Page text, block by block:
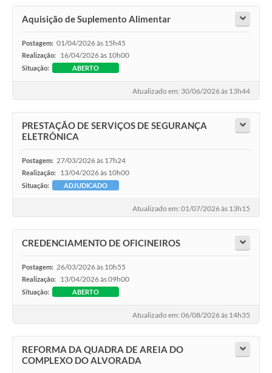
Aquisição de Suplemento Alimentar
Postagem: 01/04/2026 às 15h45
Realização: 16/04/2026 às 10h00
Situação: ABERTO
Atualizado em: 30/06/2026 às 13h44
PRESTAÇÃO DE SERVIÇOS DE SEGURANÇA
ELETRÔNICA
Postagem: 27/03/2026 às 17h24
Realização: 13/04/2026 às 10h00
Situação: ADJUDICADO
Atualizado em: 01/07/2026 às 13h15
CREDENCIAMENTO DE OFICINEIROS
Postagem: 26/03/2026 às 10h55
Realização: 13/04/2026 às 09h00
Situação: ABERTO
Atualizado em: 06/08/2026 às 14h35
REFORMA DA QUADRA DE AREIA DO
COMPLEXO DO ALVORADA